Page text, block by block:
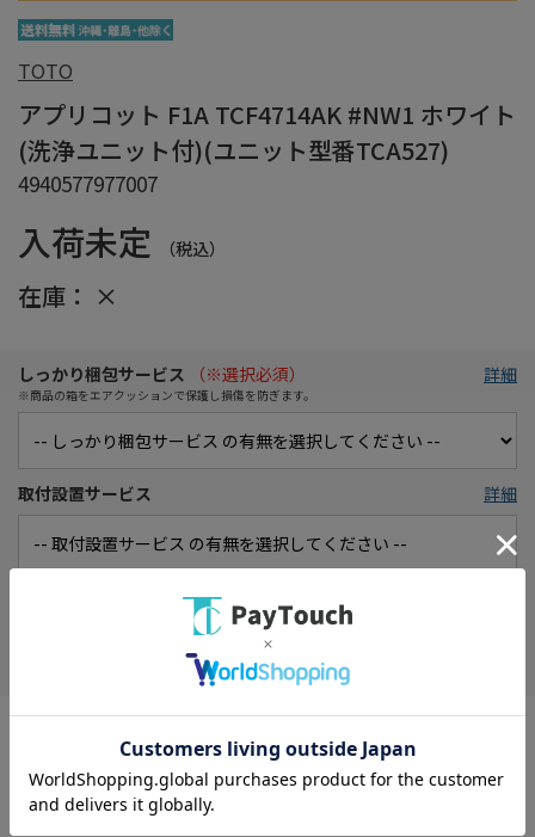
TOTO
アプリコット F1A TCF4714AK #NW1 ホワイト
(洗浄ユニット付)(ユニット型番TCA527)
4940577977007
入荷未定 （税込）
在庫： ×
しっかり梱包サービス （※選択必須）
※商品の箱をエアクッションで保護し損傷を防ぎます。
詳細
取付設置サービス 詳細
在庫がありません
操作パネル： 壁掛け型
除菌： ○
抗菌： ○